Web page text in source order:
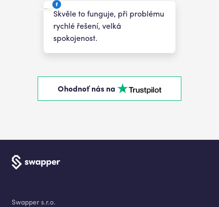
Skvěle to funguje, při problému
rychlé řešení, velká
spokojenost.
Ohodnoť nás na
Swapper s.r.o.